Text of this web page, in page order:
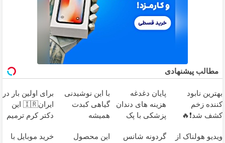
مطالب پیشنهادی
بهترین نابود
کننده زخم
کشف شد❗🔥
پایان دغدغه
هزینه های دندان
پزشکی با پک
خانگی
با این نوشیدنی
گیاهی کبدت
همیشه
برای اولین بار در
ایران🇮🇷 این
دکتر کرم ترمیم
ساخت!
ویدیو هولناک از
گردونه شانس
این محصول
خرید موبایل با